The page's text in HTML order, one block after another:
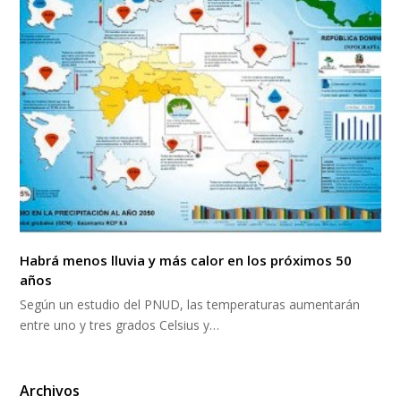
Habrá menos lluvia y más calor en los próximos 50
años
Según un estudio del PNUD, las temperaturas aumentarán
entre uno y tres grados Celsius y…
Archivos